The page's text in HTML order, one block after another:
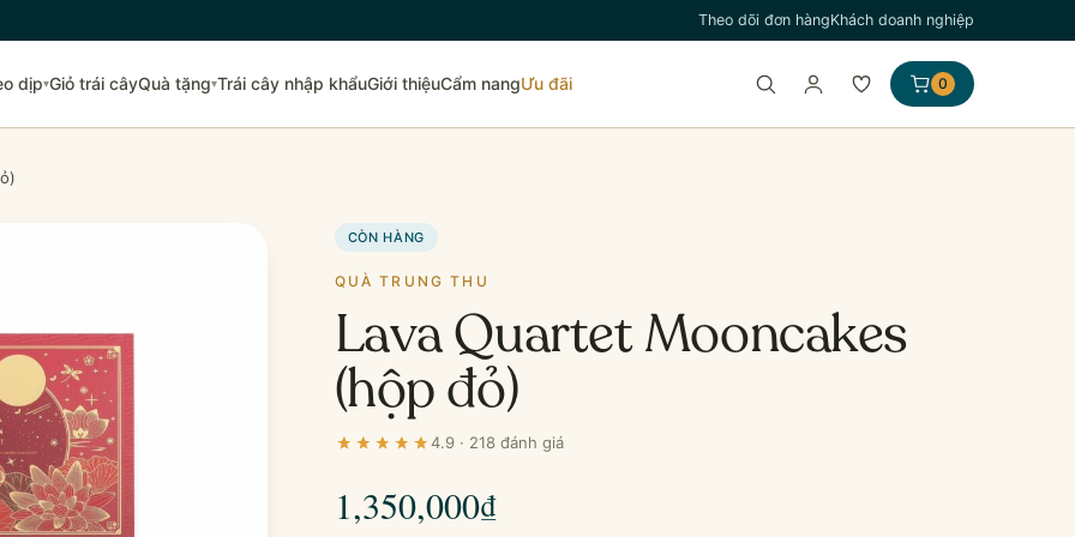
Theo dõi đơn hàngKhách doanh nghiệp
dịp▾Giỏ trái câyQuà tặng▾Trái cây nhập khẩuGiới thiệuCẩm nangƯu đãi 0
CÒN HÀNG
QUÀ TRUNG THU
Lava Quartet Mooncakes
(hộp đỏ)
4.9 · 218 đánh giá
1,350,000₫